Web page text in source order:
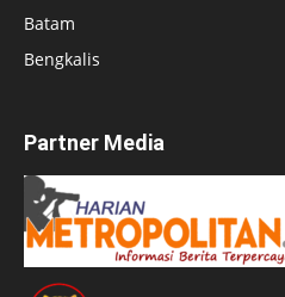
Batam
Bengkalis
Partner Media